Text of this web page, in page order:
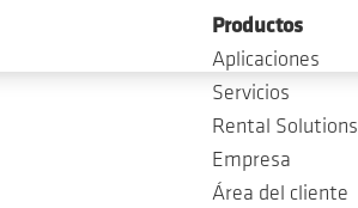
Productos
Aplicaciones
Servicios
Rental Solutions
Empresa
Área del cliente